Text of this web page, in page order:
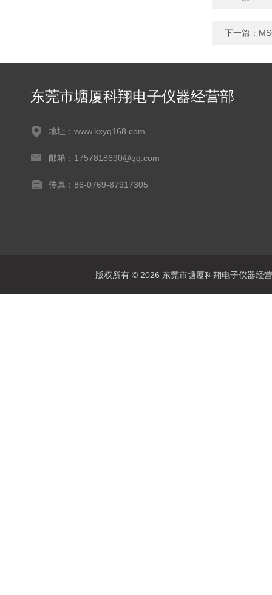
下一篇：
东莞市塘厦科翔电子仪器经营部
地址：www.kxyq168.com
邮箱：1757818690@qq.com
传真：86-0769-87917305
版权所有 © 2026 东莞市塘厦科翔电子仪器